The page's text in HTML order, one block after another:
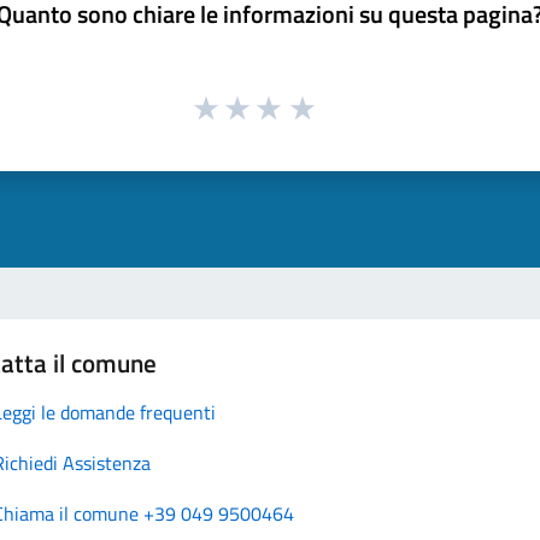
sono chiare le informazioni su questa
il comune
le domande frequenti
Assistenza
il comune +39 049 9500464